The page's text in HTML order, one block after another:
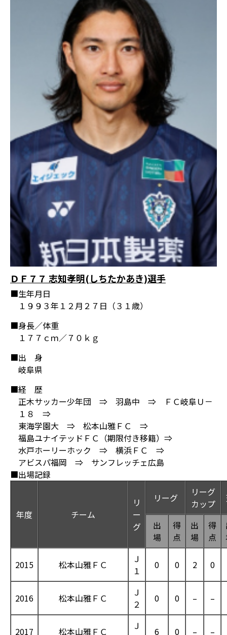
ＤＦ７７ 志知孝明(しちたかあき)選手
■生年月日
１９９３年１２月２７日（３１歳）
■身長／体重
１７７ｃｍ／７０ｋｇ
■出 身
岐阜県
■経 歴
正木サッカー少年団 ⇒ 羽島中 ⇒ ＦＣ岐阜Ｕ－
１８ ⇒
東海学園大 ⇒ 松本山雅ＦＣ ⇒
福島ユナイテッドＦＣ（期限付き移籍）⇒
水戸ホーリーホック ⇒ 横浜ＦＣ ⇒
アビスパ福岡 ⇒ サンフレッチェ広島
■出場記録
年度 チーム
リ
ー
グ
リーグ
リーグ
カップ
出
場
得
点
出
場
得
点
2015 松本山雅ＦＣ
Ｊ
１
0 0 2 0
2016 松本山雅ＦＣ
Ｊ
２
0 0 – –
2017 松本山雅ＦＣ
Ｊ
6 0 – –